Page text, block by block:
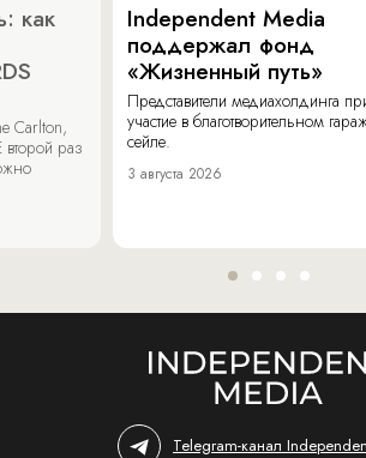
как
Carlton,
раз
Independent Media
поддержал фонд
«Жизненный путь»
Представители медиахолдинга
участие в благотворительном
сейле.
3 августа 2026
Telegram-канал